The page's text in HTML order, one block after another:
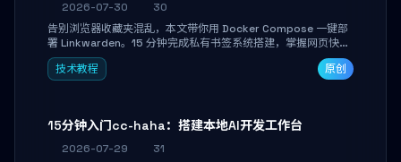
2026-07-30
30
告别浏览器收藏夹混乱，本文带你用 Docker Compose 一键部
署 Linkwarden。15 分钟完成私有书签系统搭建，掌握网页快照
归档、高亮批注、分类管理与全文搜索。适合开发者与知识工作
者打造个人知识库，资料统一归档，随时检索。
技术教程 原创
15分钟入门cc-haha：搭建本地AI开发工作台
2026-07-29
31